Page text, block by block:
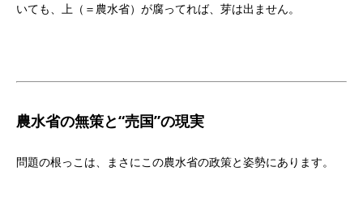
いても、上（＝農水省）が腐ってれば、芽は出ません。
農水省の無策と“売国”の現実
問題の根っこは、まさにこの農水省の政策と姿勢にあります。